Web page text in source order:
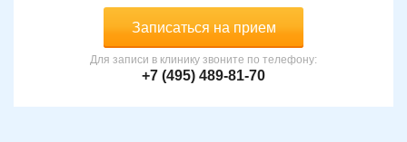
Записаться на прием
Для записи в клинику звоните по телефону:
+7 (495) 489-81-70